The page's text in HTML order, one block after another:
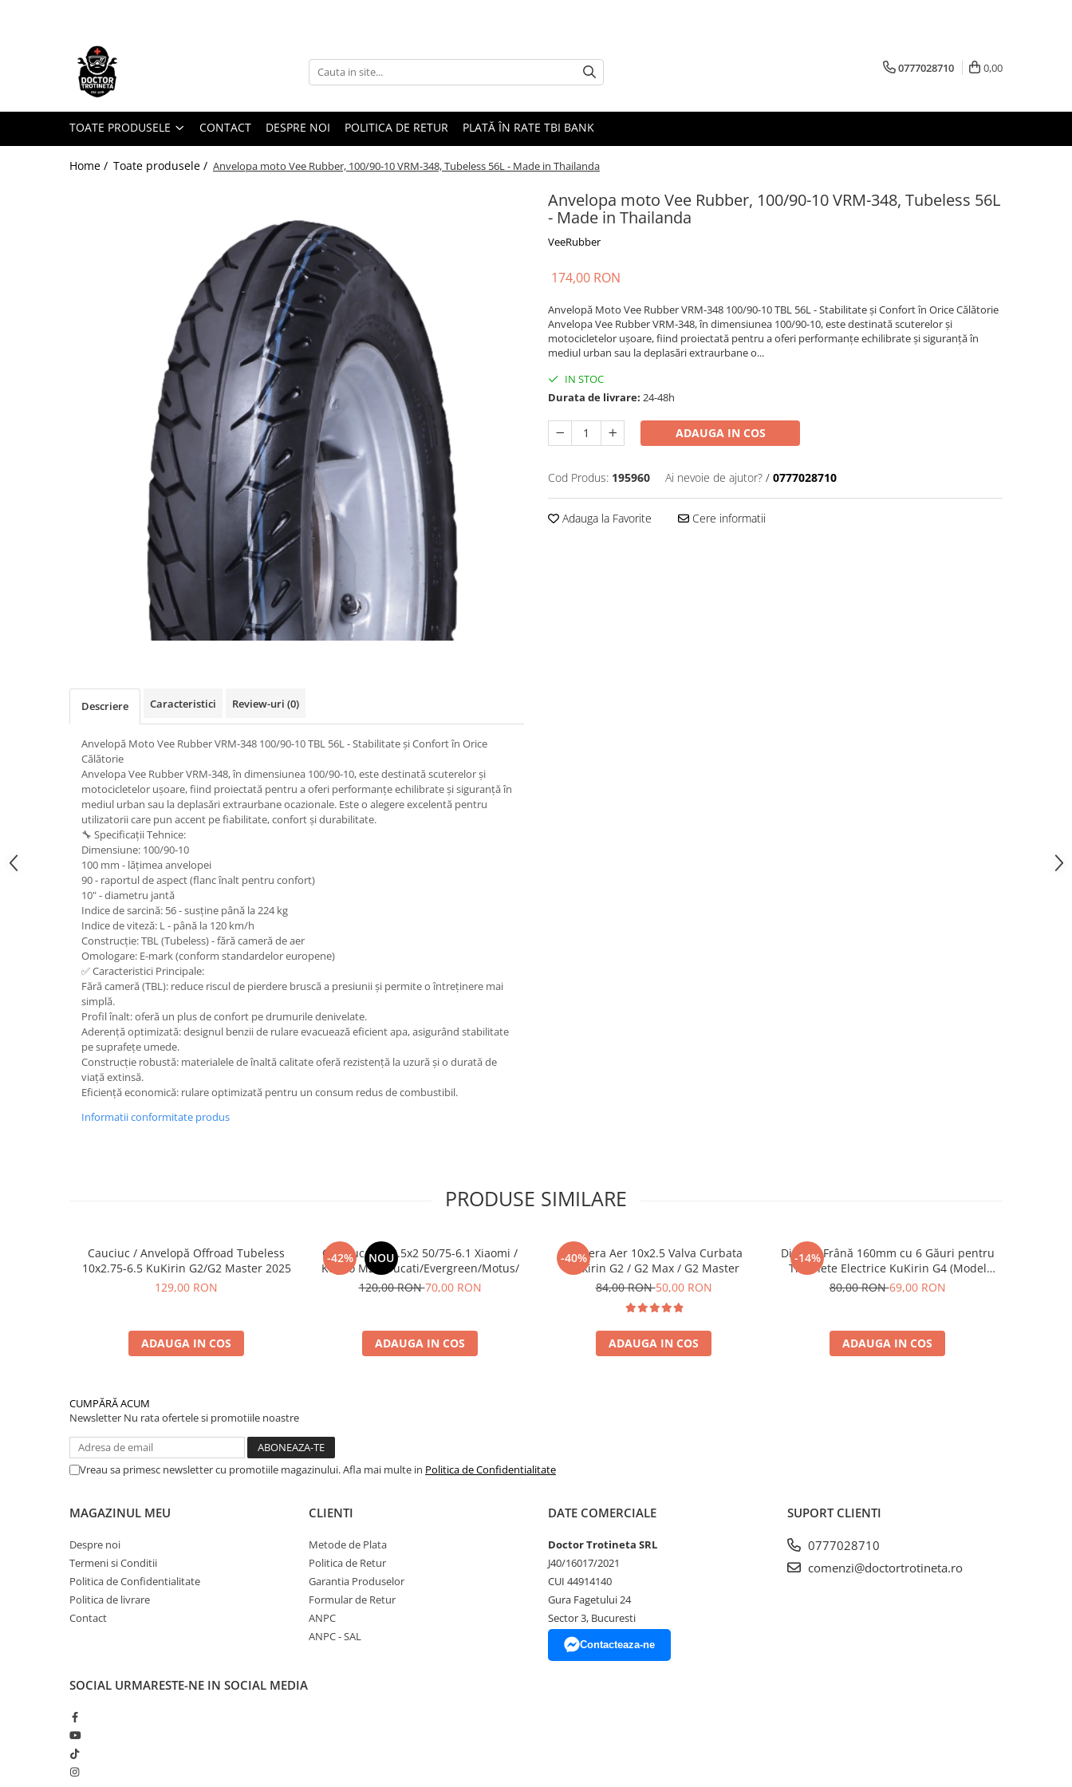
Toate Produsele
Piese de schimb
https://www.doctortrotineta.ro/electrica
Acceleratie
https://www.doctortrotineta.ro/frane
https://www.doctortrotineta.ro/lumini
https://www.doctortrotineta.ro/cadru
https://www.doctortrotineta.ro/cauciucuri-
https://www.doctortrotineta.ro/cauciucuri-
cauciucuri-bicicleta
Camere bicicleta
Cauciuc tubeless cu GEL antipană
Accesorii
Trotinete electrice
Biciclete Electrice
Anvelope moto
Camere moto
Anvelope ATV
Cauciucuri bicicleta
Anvelope și Camere Utilaje
https://www.doctortrotineta.ro/plata-
forceOriginalForEdit=1&preview=00681
0777028710 0,00
TOATE PRODUSELE CONTACT DESPRE NOI POLITICA DE RETUR PLATĂ ÎN RATE TBI BANK
Home / Toate produsele / Anvelopa moto Vee Rubber, 100/90-10 VRM-348, Tubeless 56L - Made in Thailanda
Anvelopa moto Vee Rubber, 100/90-10 VRM-348, Tubeless 56L
- Made in Thailanda
VeeRubber
174,00 RON
Anvelopă Moto Vee Rubber VRM-348 100/90-10 TBL 56L - Stabilitate și Confort în Orice Călătorie
Anvelopa Vee Rubber VRM-348, în dimensiunea 100/90-10, este destinată scuterelor și
motocicletelor ușoare, fiind proiectată pentru a oferi performanțe echilibrate și siguranță în
mediul urban sau la deplasări extraurbane o...
IN STOC
Durata de livrare: 24-48h
ADAUGA IN COS
Cod Produs: 195960 Ai nevoie de ajutor? / 0777028710
Adauga la Favorite Cere informatii
Descriere Caracteristici Review-uri (0)
Anvelopă Moto Vee Rubber VRM-348 100/90-10 TBL 56L - Stabilitate și Confort în Orice
Călătorie
Anvelopa Vee Rubber VRM-348, în dimensiunea 100/90-10, este destinată scuterelor și
motocicletelor ușoare, fiind proiectată pentru a oferi performanțe echilibrate și siguranță în
mediul urban sau la deplasări extraurbane ocazionale. Este o alegere excelentă pentru
utilizatorii care pun accent pe fiabilitate, confort și durabilitate.
🔧 Specificații Tehnice:
Dimensiune: 100/90-10
100 mm - lățimea anvelopei
90 - raportul de aspect (flanc înalt pentru confort)
10" - diametru jantă
Indice de sarcină: 56 - susține până la 224 kg
Indice de viteză: L - până la 120 km/h
Construcție: TBL (Tubeless) - fără cameră de aer
Omologare: E-mark (conform standardelor europene)
✅ Caracteristici Principale:
Fără cameră (TBL): reduce riscul de pierdere bruscă a presiunii și permite o întreținere mai
simplă.
Profil înalt: oferă un plus de confort pe drumurile denivelate.
Aderență optimizată: designul benzii de rulare evacuează eficient apa, asigurând stabilitate
pe suprafețe umede.
Construcție robustă: materialele de înaltă calitate oferă rezistență la uzură și o durată de
viață extinsă.
Eficiență economică: rulare optimizată pentru un consum redus de combustibil.
Informatii conformitate produs
PRODUSE SIMILARE
Cauciuc / Anvelopă Offroad Tubeless
10x2.75-6.5 KuKirin G2/G2 Master 2025
129,00 RON
ADAUGA IN COS
-42% NOU
Cauciuc Plin 8.5x2 50/75-6.1 Xiaomi /
Kugoo M2 / Ducati/Evergreen/Motus/
120,00 RON70,00 RON
ADAUGA IN COS
-40%
Camera Aer 10x2.5 Valva Curbata
Kukirin G2 / G2 Max / G2 Master
84,00 RON50,00 RON
ADAUGA IN COS
-14%
Disc de Frână 160mm cu 6 Găuri pentru
Trotinete Electrice KuKirin G4 (Model
2025) și KuKirin G2 – Performanță
80,00 RON69,00 RON
ADAUGA IN COS
CUMPĂRĂ ACUM
Newsletter Nu rata ofertele si promotiile noastre
Vreau sa primesc newsletter cu promotiile magazinului. Afla mai multe in Politica de Confidentialitate
MAGAZINUL MEU
Despre noi
Termeni si Conditii
Politica de Confidentialitate
Politica de livrare
Contact
CLIENTI
Metode de Plata
Politica de Retur
Garantia Produselor
Formular de Retur
ANPC
ANPC - SAL
DATE COMERCIALE
Doctor Trotineta SRL
J40/16017/2021
CUI 44914140
Gura Fagetului 24
Sector 3, Bucuresti
Contacteaza-ne
SUPORT CLIENTI
0777028710
comenzi@doctortrotineta.ro
SOCIAL URMARESTE-NE IN SOCIAL MEDIA